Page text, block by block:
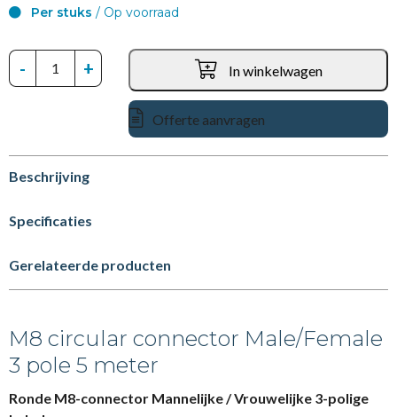
Per stuks / Op voorraad
- + In winkelwagen
Offerte aanvragen
Beschrijving
Specificaties
Gerelateerde producten
M8 circular connector Male/Female
3 pole 5 meter
Ronde M8-connector Mannelijke / Vrouwelijke 3-polige